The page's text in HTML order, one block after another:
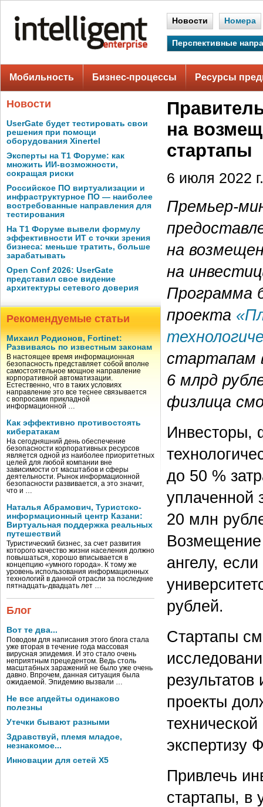
Новости Номера
Перспективные
Мобильность Бизнес-процессы Ресурсы
Новости
UserGate будет тестировать свои
решения при помощи
оборудования Xinertel
Эксперты на Т1 Форуме: как
множить ИИ-возможности,
сокращая риски
Российское ПО виртуализации и
инфраструктурное ПО — наиболее
востребованные направления для
тестирования
На Т1 Форуме вывели формулу
эффективности ИТ с точки зрения
бизнеса: меньше тратить, больше
зарабатывать
Open Conf 2026: UserGate
представил свое видение
архитектуры сетевого доверия
Рекомендуемые статьи
Михаил Родионов, Fortinet:
Развиваясь по известным законам
В настоящее время информационная
безопасность представляет собой вполне
самостоятельное мощное направление
корпоративной автоматизации.
Естественно, что в таких условиях
направление это все теснее связывается
с вопросами прикладной
информационной …
Как эффективно противостоять
кибератакам
На сегодняшний день обеспечение
безопасности корпоративных ресурсов
является одной из наиболее приоритетных
целей для любой компании вне
зависимости от масштабов и сферы
деятельности. Рынок информационной
безопасности развивается, а это значит,
что и …
Наталья Абрамович, Туристско-
информационный центр Казани:
Виртуальная поддержка реальных
путешествий
Туристический бизнес, за счет развития
которого качество жизни населения должно
повышаться, хорошо вписывается в
концепцию «умного города». К тому же
уровень использования информационных
технологий в данной отрасли за последние
пятнадцать-двадцать лет …
Блог
Вот те два...
Поводом для написания этого блога стала
уже вторая в течение года массовая
вирусная эпидемия. И это стало очень
неприятным прецедентом. Ведь столь
масштабных заражений не было уже очень
давно. Впрочем, данная ситуация была
ожидаемой. Эпидемию вызвали …
Не все апдейты одинаково
полезны
Утечки бывают разными
Здравствуй, племя младое,
незнакомое...
Инновации для сетей X5
на
стартапы
6 июля 2022 г.
Премьер-
на
на
Программа
проекта
стартапам
6 млрд
физлица
Инвесторы,
до 50 %
уплаченной
20 млн
Возмещение
ангелу,
рублей.
Стартапы
проекты
экспертизу
Привлечь
стартапы, в